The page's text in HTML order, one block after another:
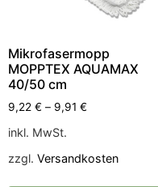
Mikrofasermopp
MOPPTEX AQUAMAX
40/50 cm
9,22 € – 9,91 €
inkl. MwSt.
zzgl. Versandkosten